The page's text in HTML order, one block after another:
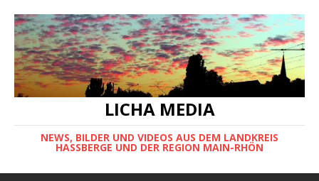
LICHA MEDIA
NEWS, BILDER UND VIDEOS AUS DEM LANDKREIS
HASSBERGE UND DER REGION MAIN-RHÖN